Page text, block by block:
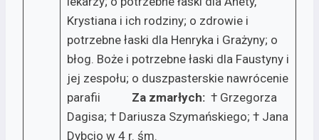
Krystiana i ich rodziny; o zdrowie i
potrzebne łaski dla Henryka i Grażyny; o
błog. Boże i potrzebne łaski dla Faustyny i
jej zespołu; o duszpasterskie nawrócenie
parafii Za zmarłych: † Grzegorza
Dagisa; † Dariusza Szymańskiego; † Jana
Dybcio w 4 r. śm.